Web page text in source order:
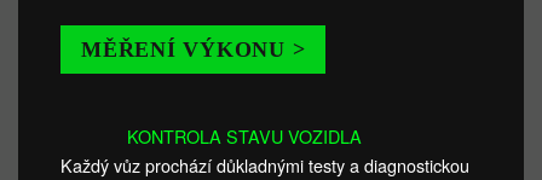
MĚŘENÍ VÝKONU >
KONTROLA STAVU VOZIDLA
Každý vůz prochází důkladnými testy a diagnostickou